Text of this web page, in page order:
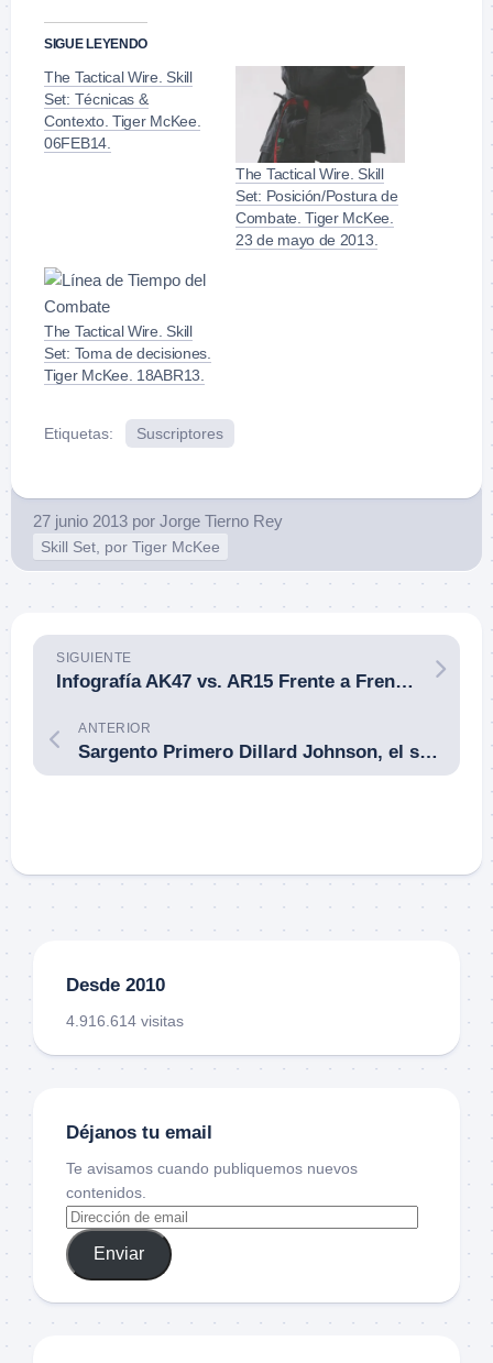
SIGUE LEYENDO
The Tactical Wire. Skill
Set: Técnicas &
Contexto. Tiger McKee.
06FEB14.
The Tactical Wire. Skill
Set: Posición/Postura de
Combate. Tiger McKee.
23 de mayo de 2013.
The Tactical Wire. Skill
Set: Toma de decisiones.
Tiger McKee. 18ABR13.
Etiquetas: Suscriptores
27 junio 2013 por Jorge Tierno Rey
Skill Set, por Tiger McKee
SIGUIENTE
Infografía AK47 vs. AR15 Frente a Frente. Por TacticalGear.com
ANTERIOR
Sargento Primero Dillard Johnson, el soldado estadounidense más letal que se sepa, con 2.746 muertes.
Desde 2010
4.916.614 visitas
Déjanos tu email
Te avisamos cuando publiquemos nuevos
contenidos.
Enviar